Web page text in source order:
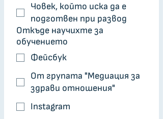
Човек, който иска да е
подготвен при развод
Откъде научихте за
обучението
Фейсбук
От групата "Медиация за
здрави отношения"
Instagram